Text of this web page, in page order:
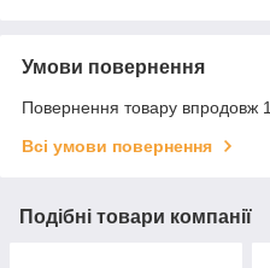
Умови повернення
Повернення товару впродовж
Всі умови повернення
Подібні товари компанії